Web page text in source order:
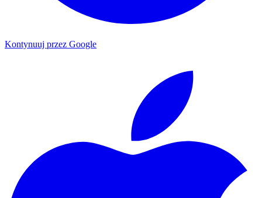
Kontynuuj przez Google